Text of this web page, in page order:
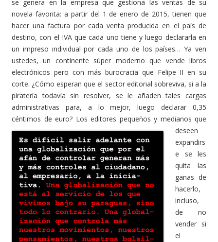
se genera en la empresa que gestiona las ventas de su
novela favorita: a partir del 1 de enero de 2015, tienen que
hacer una factura por cada venta producida en el país de
destino, con el IVA que cada uno tiene y luego declararla en
un impreso individual por cada uno de los países… Ya ven
ustedes, un continente súper moderno que vende libros
electrónicos pero con más burocracia que Felipe II en su
corte. ¿Cómo esperan que el sector editorial sobreviva, si a la
piratería todavía sin resolver, se le añaden tales cargas
administrativas para, a lo mejor, luego declarar 0,35
céntimos de euro? Los editores pequeños y medianos que
deseen
expandirs
e se les
quita las
ganas de
hacerlo,
incluso,
de no
vender si
el